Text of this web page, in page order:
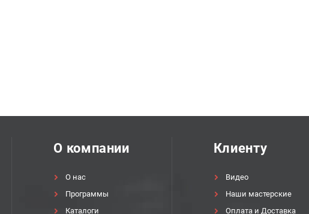
О компании
О нас
Программы
Каталоги
Клиенту
Видео
Наши мастерские
Оплата и Доставка